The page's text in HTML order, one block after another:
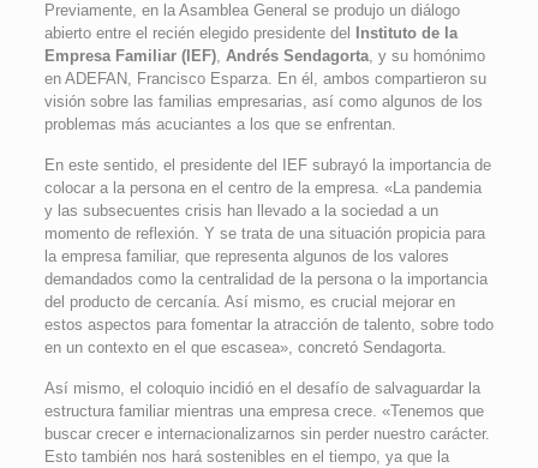
Previamente, en la Asamblea General se produjo un diálogo
abierto entre el recién elegido presidente del
Instituto de la
Empresa Familiar (IEF), Andrés Sendagorta, y su homónimo
en ADEFAN, Francisco Esparza. En él, ambos compartieron su
visión sobre las familias empresarias, así como algunos de los
problemas más acuciantes a los que se enfrentan.
En este sentido, el presidente del IEF subrayó la importancia de
colocar a la persona en el centro de la empresa. «La pandemia
y las subsecuentes crisis han llevado a la sociedad a un
momento de reflexión. Y se trata de una situación propicia para
la empresa familiar, que representa algunos de los valores
demandados como la centralidad de la persona o la importancia
del producto de cercanía. Así mismo, es crucial mejorar en
estos aspectos para fomentar la atracción de talento, sobre todo
en un contexto en el que escasea», concretó Sendagorta.
Así mismo, el coloquio incidió en el desafío de salvaguardar la
estructura familiar mientras una empresa crece. «Tenemos que
buscar crecer e internacionalizarnos sin perder nuestro carácter.
Esto también nos hará sostenibles en el tiempo, ya que la